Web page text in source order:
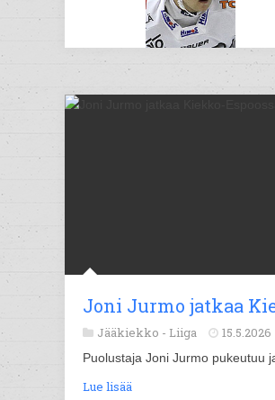
Joni Jurmo jatkaa
Jääkiekko - Liiga 15.5.2026
Puolustaja Joni Jurmo pukeutuu
Lue lisää